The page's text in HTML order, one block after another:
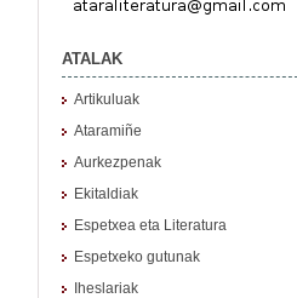
ATALAK
Artikuluak
Ataramiñe
Aurkezpenak
Ekitaldiak
Espetxea eta Literatura
Espetxeko gutunak
Iheslariak